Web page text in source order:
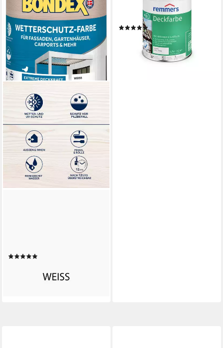
lieferbar - in 4-5 Werktagen bei dir
Wetterfest, Alkalibeständig,
Lösemittelarm
(6)
ab 25,99 €
(34,65 €/ 1 l)
lieferbar - in 3-4 Werktagen bei dir